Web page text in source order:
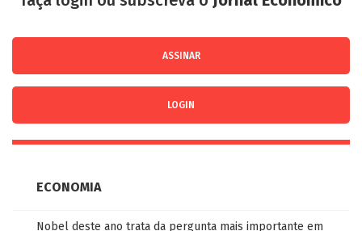
ASSINAR
LOGIN
ECONOMIA
Nobel deste ano trata da pergunta mais importante em